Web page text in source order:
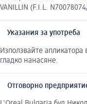
VANILLIN (F.I.L.
Указания за употреба
Използвайте
гладко нанасяне.
Отговорно